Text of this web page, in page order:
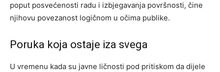
poput posvećenosti radu i izbjegavanja površnosti, čine
njihovu povezanost logičnom u očima publike.
Poruka koja ostaje iza svega
U vremenu kada su javne ličnosti pod pritiskom da dijele